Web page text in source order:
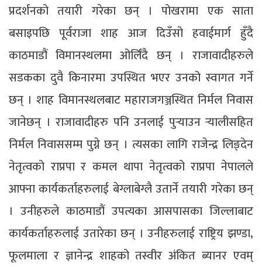
प्रदर्शनको तयारी गरेका छन् । पोखरामा एक साता
बसाइपछि पूर्वराजा शाह आज दिउँसो हवाईमार्ग हुँदै
काठमाडौं विमानस्थलमा ओर्लिंदै छन् । राजावादीहरुले
सडकका दुवै किनारमा उपस्थित भएर उनको स्वागत गर्ने
छन् । शाह विमानस्थलबाट महाराजगञ्जस्थित निर्मल निवास
जानेछन् । राजावादीहरु पनि उनलाई पुर्‍याउन र्‍यालीसहित
निर्मल निवाससम्म पुग्ने छन् । त्यसका लागि राजेन्द्र लिङ्देन
नेतृत्वको राप्रपा र कमल थापा नेतृत्वको राप्रपा नेपालले
आफ्ना कार्यकर्ताहरुलाई बेग्लाबेग्लै उतार्ने तयारी गरेका छन्
। उनीहरुले काठमाडौं उपत्यका आसपासका जिल्लाबाट
कार्यकर्ताहरुलाई उतारेका छन् । उनीहरुलाई राष्ट्रिय झण्डा,
फूलमाला र ज्ञानेन्द्र शाहको तस्वीर अंकित ब्यानर एवम्